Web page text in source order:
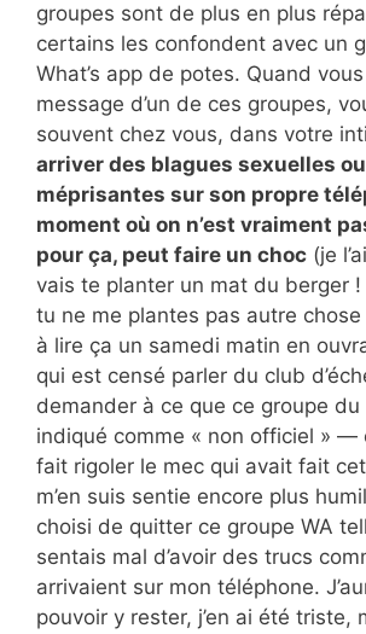
groupes sont de plus en plus
certains les confondent avec un
What’s app de potes. Quand
message d’un de ces groupes,
souvent chez vous, dans votre
arriver des blagues sexuelles
méprisantes sur son propre
moment où on n’est vraiment
pour ça, peut faire un choc (je
vais te planter un mat du berger !
tu ne me plantes pas autre chose
à lire ça un samedi matin en
qui est censé parler du club
demander à ce que ce groupe
indiqué comme « non officiel » —
fait rigoler le mec qui avait fait
m’en suis sentie encore plus
choisi de quitter ce groupe WA
sentais mal d’avoir des trucs
arrivaient sur mon téléphone.
pouvoir y rester, j’en ai été triste,